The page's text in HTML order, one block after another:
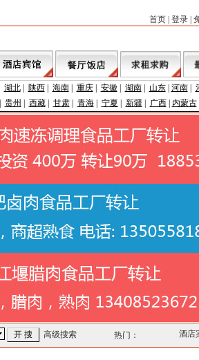
首页 登录
湖北| 陕西| 海南| 重庆| 安徽| 湖南| 山东| 河南|
贵州 西藏| 甘肃| 青海| 宁夏 新疆 广西| 内蒙古
高级搜索 热门： 酒店